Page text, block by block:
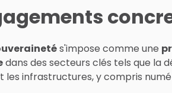
s'impose comme une
dans des secteurs clés tels que la
infrastructures, y compris